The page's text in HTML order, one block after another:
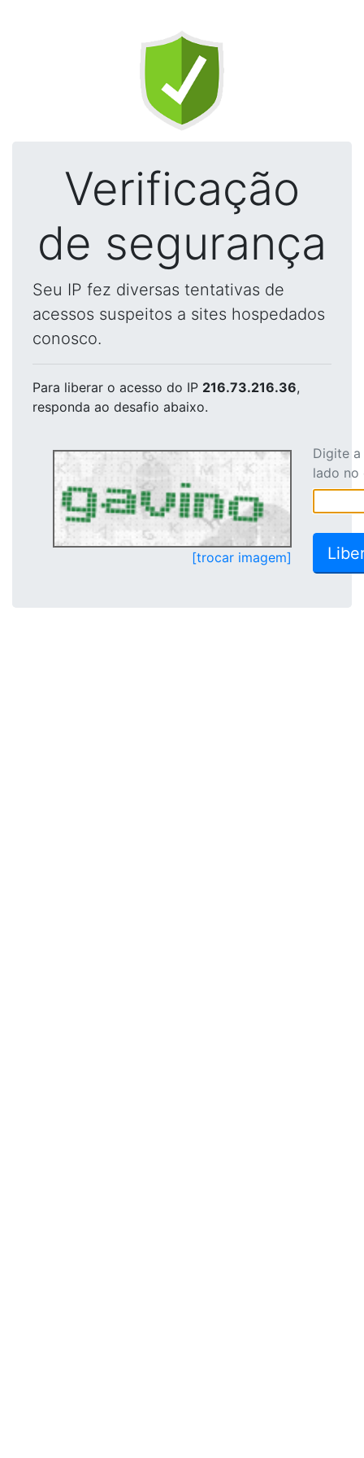
Verificação
de segurança
Seu IP fez diversas tentativas de
acessos suspeitos a sites hospedados
conosco.
Para liberar o acesso do IP 216.73.216.36,
responda ao desafio abaixo.
[trocar imagem]
Digite
lado no